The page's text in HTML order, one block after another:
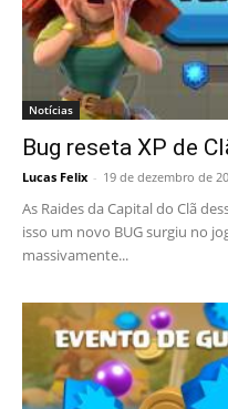
Notícias
Bug reseta XP de
Lucas Felix - 19 de dezembro de
As Raides da Capital do Clã
isso um novo BUG surgiu no
massivamente...